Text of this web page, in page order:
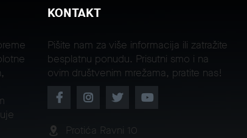
KONTAKT
Pišite nam za više informacija ili zatražite
besplatnu ponudu. Prisutni smo i na
ovim društvenim mrežama, pratite nas!
Protića Ravni 10